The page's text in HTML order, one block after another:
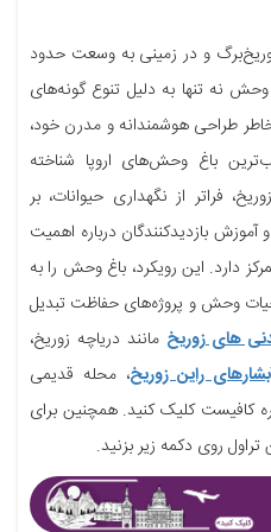
و در زمینی به وسعت حدود
وحش نه تنها به دلیل تنوع گونه‌های
طراحی هوشمندانه و مدرن خود،
باغ وحش‌های اروپا شناخته
فراتر از نگهداری حیوانات، بر
بازدیدکنندگان درباره اهمیت
دارد. این رویکرد، باغ وحش را به
وحش و پروژه‌های حفاظت تبدیل
های زوریخ مانند دریاچه زوریخ،
راین زوریخ، محله قدیمی
کافیست کلیک کنید. همچنین برای
روی دکمه زیر بزنید.